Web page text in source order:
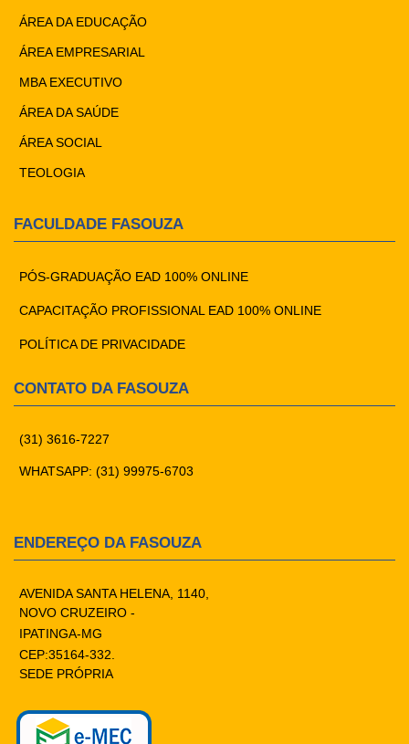
ÁREA DA EDUCAÇÃO
ÁREA EMPRESARIAL
MBA EXECUTIVO
ÁREA DA SAÚDE
ÁREA SOCIAL
TEOLOGIA
FACULDADE FASOUZA
PÓS-GRADUAÇÃO EAD 100% ONLINE
CAPACITAÇÃO PROFISSIONAL EAD 100% ONLINE
POLÍTICA DE PRIVACIDADE
CONTATO DA FASOUZA
(31) 3616-7227
WHATSAPP: (31) 99975-6703
ENDEREÇO DA FASOUZA
AVENIDA SANTA HELENA, 1140,
NOVO CRUZEIRO -
IPATINGA-MG
CEP:35164-332.
SEDE PRÓPRIA